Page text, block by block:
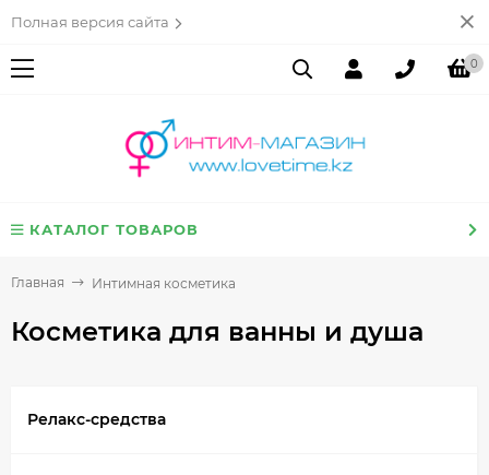
Полная версия сайта
0
КАТАЛОГ ТОВАРОВ
Главная Интимная косметика
Косметика для ванны и душа
Релакс-средства